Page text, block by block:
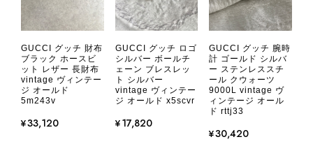
2026/08/05
とても気に入りました、目立たないシャネルのロゴがとてもいい
です
GUCCI グッチ 財布
ブラック ホースビ
ット レザー 長財布
vintage ヴィンテー
ジ オールド
5m243v
¥33,120
GUCCI グッチ ロゴ
シルバー ボールチ
ェーン ブレスレッ
ト シルバー
vintage ヴィンテー
ジ オールド x5scvr
¥17,820
GUCCI グッチ 腕時
計 ゴールド シルバ
ー ステンレススチ
ール クウォーツ
9000L vintage ヴ
ィンテージ オール
ド rttj33
¥30,420